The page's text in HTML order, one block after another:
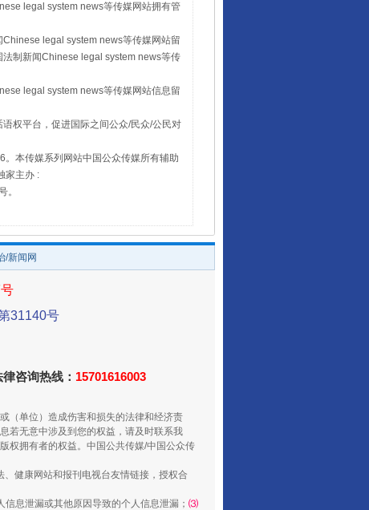
legal system news等传媒网站拥有管
legal system news等传媒网站留
制新闻Chinese legal system news等传
legal system news等传媒网站信息留
权平台，促进国际之间公众/民众/公民对
本传媒系列网站中国公众传媒所有辅助
家主办 :
。
/新闻网
31140号
咨询热线： 15701616003
（单位）造成伤害和损失的法律和经济责
若无意中涉及到您的权益，请及时联系我
权拥有者的权益。中国公共传媒/中国公众传
健康网站和报刊电视台友情链接，授权合
信息泄漏或其他原因导致的个人信息泄漏； ⑶